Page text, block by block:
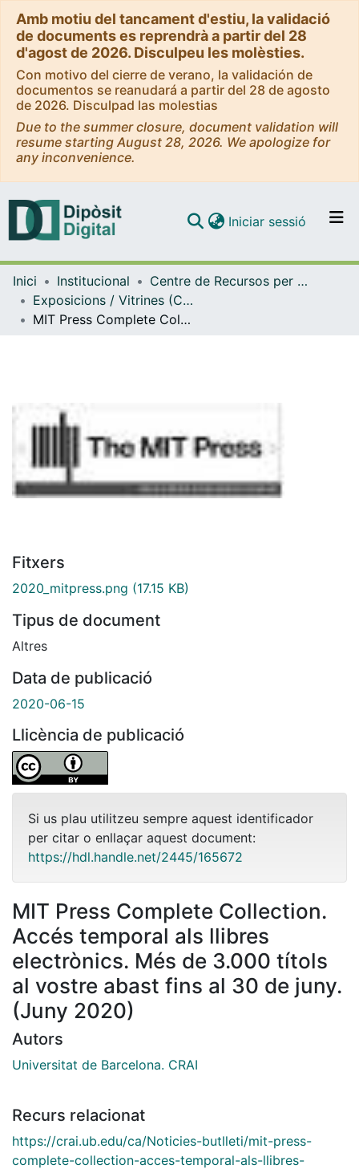
Amb motiu del tancament d'estiu, la validació
de documents es reprendrà a partir del 28
d'agost de 2026. Disculpeu les molèsties.
Con motivo del cierre de verano, la validación de
documentos se reanudará a partir del 28 de agosto
de 2026. Disculpad las molestias
Due to the summer closure, document validation will
resume starting August 28, 2026. We apologize for
any inconvenience.
Navega per tot el DD
Com publicar
Iniciar sessió (current)
Inici Institucional
Centre de Recursos per a l'Aprenentatge i la Investigació (CRAI-UB) - Institucional
Exposicions / Vitrines (CRAI-UB)
MIT Press Complete Collection. Accés temporal als llibres electrònics. Més de 3.000 títols al vostre abast fins al 30 de juny. (Juny 2020)
Fitxers
2020_mitpress.png (17.15 KB)
Tipus de document
Altres
Data de publicació
2020-06-15
Llicència de publicació
Si us plau utilitzeu sempre aquest identificador
per citar o enllaçar aquest document:
https://hdl.handle.net/2445/165672
MIT Press Complete Collection.
Accés temporal als llibres
electrònics. Més de 3.000 títols
al vostre abast fins al 30 de juny.
(Juny 2020)
Autors
Universitat de Barcelona. CRAI
Recurs relacionat
https://crai.ub.edu/ca/Noticies-butlleti/mit-press-
complete-collection-acces-temporal-als-llibres-